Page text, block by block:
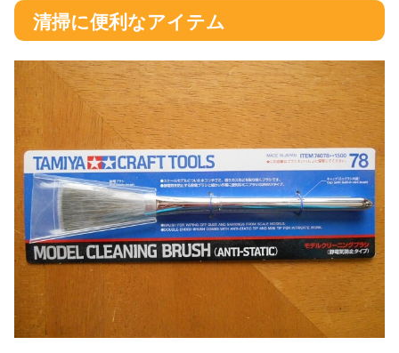
清掃に便利なアイテム